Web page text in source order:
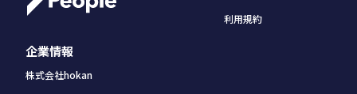
企業情報
株式会社hokan
利用規約